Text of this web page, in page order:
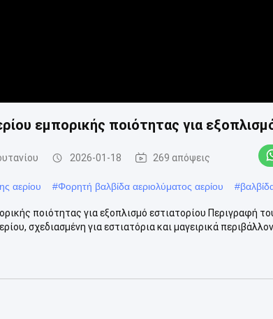
εμπορικής ποιότητας για
2026-01-18 269 απόψεις
αερίου #Φορητή βαλβίδα αεριολύματος αερίου #
ποιότητας για εξοπλισμό εστιατορίου Περιγραφή
σχεδιασμένη για εστιατόρια και μαγειρικά